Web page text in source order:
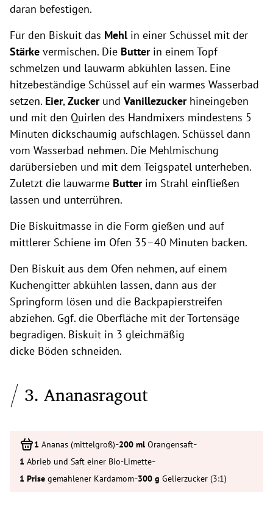
daran befestigen.
Für den Biskuit das Mehl in einer Schüssel mit der
Stärke vermischen. Die Butter in einem Topf
schmelzen und lauwarm abkühlen lassen. Eine
hitzebeständige Schüssel auf ein warmes Wasserbad
setzen. Eier,Zucker und Vanillezucker hineingeben
und mit den Quirlen des Handmixers mindestens 5
Minuten dickschaumig aufschlagen. Schüssel dann
vom Wasserbad nehmen. Die Mehlmischung
darübersieben und mit dem Teigspatel unterheben.
Zuletzt die lauwarme Butter im Strahl einfließen
lassen und unterrühren.
Die Biskuitmasse in die Form gießen und auf
mittlerer Schiene im Ofen 35–40 Minuten backen.
Den Biskuit aus dem Ofen nehmen, auf einem
Kuchengitter abkühlen lassen, dann aus der
Springform lösen und die Backpapierstreifen
abziehen. Ggf. die Oberfläche mit der Tortensäge
begradigen. Biskuit in 3 gleichmäßig
dicke Böden schneiden.
3. Ananasragout
Ananas (mittelgroß)- Orangensaft-
Abrieb und Saft einer Bio-Limette-
gemahlener Kardamom- Gelierzucker (3:1)